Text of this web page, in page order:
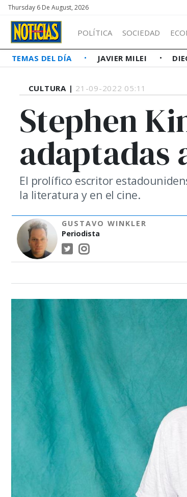
Thursday 6 De August, 2026
POLÍTICA SOCIEDAD
TEMAS DEL DÍA JAVIER MILEI
CULTURA | 21-09-2022 05:11
Stephen
adaptadas
El prolífico escritor
la literatura y en el cine.
GUSTAVO WINKLER
Periodista